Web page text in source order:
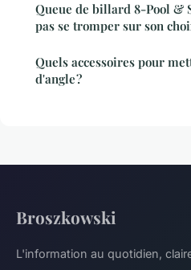
Queue de billard 8-Pool &
pas se tromper sur son
Quels accessoires pour
d'angle ?
Broszkowski
L'information au quotidien,